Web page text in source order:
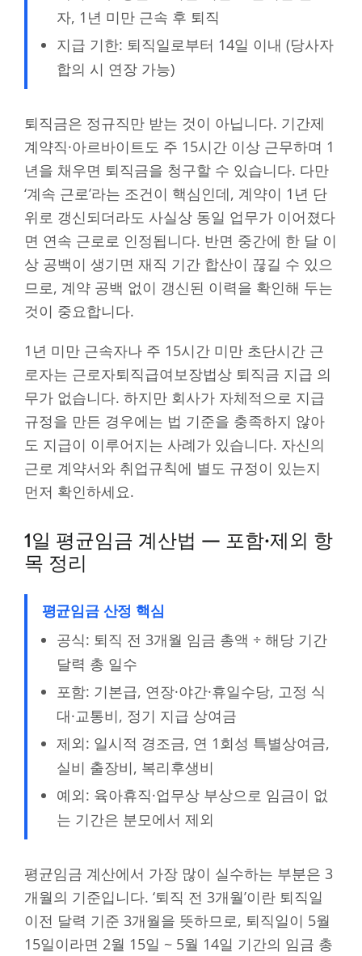
자, 1년 미만 근속 후 퇴직
지급 기한: 퇴직일로부터 14일 이내 (당사자
합의 시 연장 가능)
퇴직금은 정규직만 받는 것이 아닙니다. 기간제
계약직·아르바이트도 주 15시간 이상 근무하며 1
년을 채우면 퇴직금을 청구할 수 있습니다. 다만
‘계속 근로’라는 조건이 핵심인데, 계약이 1년 단
위로 갱신되더라도 사실상 동일 업무가 이어졌다
면 연속 근로로 인정됩니다. 반면 중간에 한 달 이
상 공백이 생기면 재직 기간 합산이 끊길 수 있으
므로, 계약 공백 없이 갱신된 이력을 확인해 두는
것이 중요합니다.
1년 미만 근속자나 주 15시간 미만 초단시간 근
로자는 근로자퇴직급여보장법상 퇴직금 지급 의
무가 없습니다. 하지만 회사가 자체적으로 지급
규정을 만든 경우에는 법 기준을 충족하지 않아
도 지급이 이루어지는 사례가 있습니다. 자신의
근로 계약서와 취업규칙에 별도 규정이 있는지
먼저 확인하세요.
1일 평균임금 계산법 — 포함·제외 항
목 정리
평균임금 산정 핵심
공식: 퇴직 전 3개월 임금 총액 ÷ 해당 기간
달력 총 일수
포함: 기본급, 연장·야간·휴일수당, 고정 식
대·교통비, 정기 지급 상여금
제외: 일시적 경조금, 연 1회성 특별상여금,
실비 출장비, 복리후생비
예외: 육아휴직·업무상 부상으로 임금이 없
는 기간은 분모에서 제외
평균임금 계산에서 가장 많이 실수하는 부분은 3
개월의 기준입니다. ‘퇴직 전 3개월’이란 퇴직일
이전 달력 기준 3개월을 뜻하므로, 퇴직일이 5월
15일이라면 2월 15일 ~ 5월 14일 기간의 임금 총